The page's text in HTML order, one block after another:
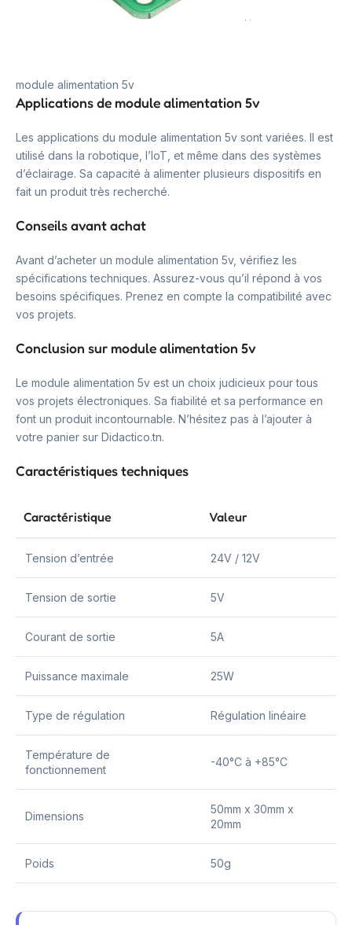
module alimentation 5v
Applications de module alimentation 5v
Les applications du module alimentation 5v sont variées. Il est
utilisé dans la robotique, l’IoT, et même dans des systèmes
d’éclairage. Sa capacité à alimenter plusieurs dispositifs en
fait un produit très recherché.
Conseils avant achat
Avant d’acheter un module alimentation 5v, vérifiez les
spécifications techniques. Assurez-vous qu’il répond à vos
besoins spécifiques. Prenez en compte la compatibilité avec
vos projets.
Conclusion sur module alimentation 5v
Le module alimentation 5v est un choix judicieux pour tous
vos projets électroniques. Sa fiabilité et sa performance en
font un produit incontournable. N’hésitez pas à l’ajouter à
votre panier sur Didactico.tn.
Caractéristiques techniques
Caractéristique Valeur
Tension d’entrée 24V / 12V
Tension de sortie 5V
Courant de sortie 5A
Puissance maximale 25W
Type de régulation Régulation linéaire
Température de
fonctionnement
-40°C à +85°C
Dimensions
50mm x 30mm x
20mm
Poids 50g